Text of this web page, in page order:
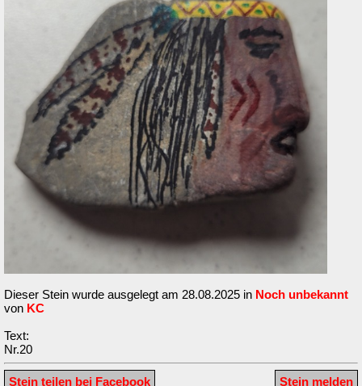
Dieser Stein wurde ausgelegt am 28.08.2025 in Noch unbekannt
von KC
Text:
Nr.20
Stein melden
Stein teilen bei Facebook